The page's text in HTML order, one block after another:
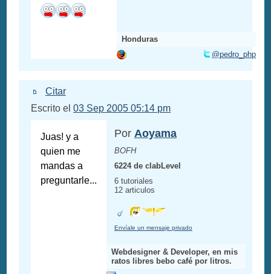
Honduras
@pedro_php
Citar
Escrito el03 Sep 2005 05:14 pm
Juas! y a
quien me
mandas a
preguntarle...
Por Aoyama
BOFH
6224 de clabLevel
6 tutoriales
12 articulos
Envíale un mensaje privado
Webdesigner & Developer, en mis
ratos libres bebo café por litros.